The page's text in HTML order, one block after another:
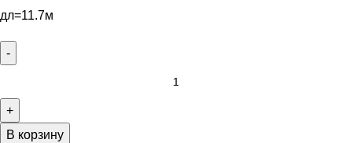
дл=11.7м
В корзину